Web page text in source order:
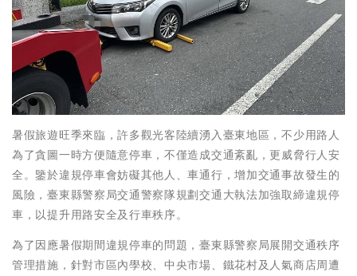
暑假旅遊旺季來臨，許多觀光客陸續湧入臺東地區，不少用路人
為了貪圖一時方便隨意停車，不僅造成交通紊亂，更威脅行人安
全。鑒於違規停車會妨礙其他人、車通行，增加交通事故發生的
風險，臺東縣警察局交通警察隊規劃交通大執法加強取締違規停
車，以提升用路安全及行車秩序。
為了因應暑假期間違規停車的問題，臺東縣警察局展開交通秩序
管理措施，針對市區內學校、中央市場、鐵花村及人氣商店周遭